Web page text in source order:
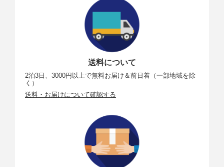
送料について
2泊3日、3000円以上で無料お届け＆前日着（一部地域を除
く）
送料・お届けについて確認する